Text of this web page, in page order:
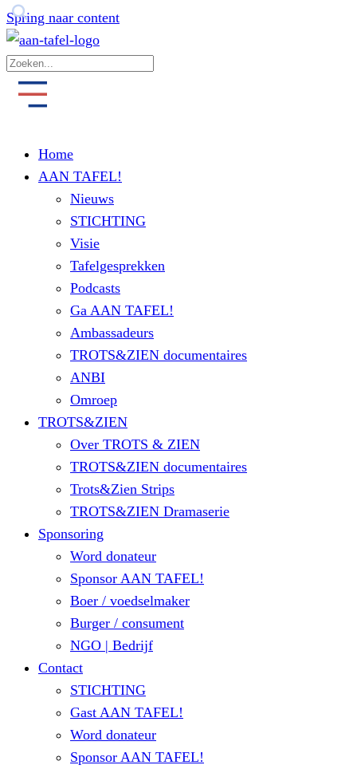
Spring naar content
Home
AAN TAFEL!
Nieuws
STICHTING
Visie
Tafelgesprekken
Podcasts
Ga AAN TAFEL!
Ambassadeurs
TROTS&ZIEN documentaires
ANBI
Omroep
TROTS&ZIEN
Over TROTS & ZIEN
TROTS&ZIEN documentaires
Trots&Zien Strips
TROTS&ZIEN Dramaserie
Sponsoring
Word donateur
Sponsor AAN TAFEL!
Boer / voedselmaker
Burger / consument
NGO | Bedrijf
Contact
STICHTING
Gast AAN TAFEL!
Word donateur
Sponsor AAN TAFEL!